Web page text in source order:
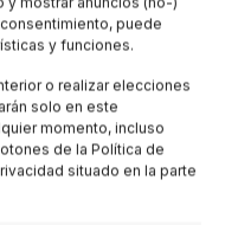
puede
y funciones.
o realizar elecciones
solo en este
momento, incluso
de la Política de
situado en la parte